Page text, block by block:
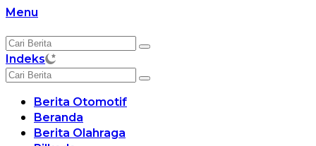
Langsung
konten
Menu
Indeks
Berita Otomotif
Beranda
Berita Olahraga